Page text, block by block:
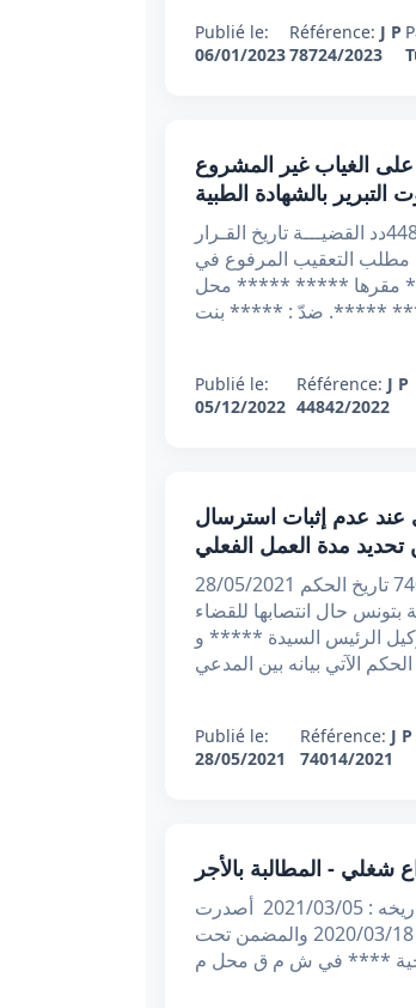
Publié le:
06/01/2023
Référence: J P
78724/2023
: اعتبار الطرد المبني على الغياب غير المشروع
التبرير بالشهادة الطبية
ر/ ر الجمهوريــة التونسيــة وزارة العـدل محكمــة التعقيــب عـ2022. 44842دد القضيـــة تاريخ القـرار
على مطلب التعقيب المرفوع في
***** مقرها ***** ***** محل
Publié le:
05/12/2022
Référence: J P
44842/2022
28/05/2021 : رفض الدعوى عند عدم إثبات استرسال
تحديد مدة العمل الفعلي
الجمهورية التونسية وزارة العدل المحكمة الابتدائية بتونس القضية عدد 74014 تاريخ الحكم 28/05/2021
بتونس حال انتصابها للقضاء
العلنية المنعقدة يوم 28/05/2021 برئاسة وكيل الرئيس السيدة ***** و
الآتي بيانه بين المدعي
Publié le:
28/05/2021
Référence: J P
74014/2021
الجمهورية التونسية وزارة العدل محكمة التعقيب عدد القضية : 22995 تاريخه : 2021/03/05 أصدرت
محكمة التعقيب القرار الآتي بعد الإطلاع على مطلب التعقيب المقدم بتاريخ 2020/03/18 والمضمن تحت